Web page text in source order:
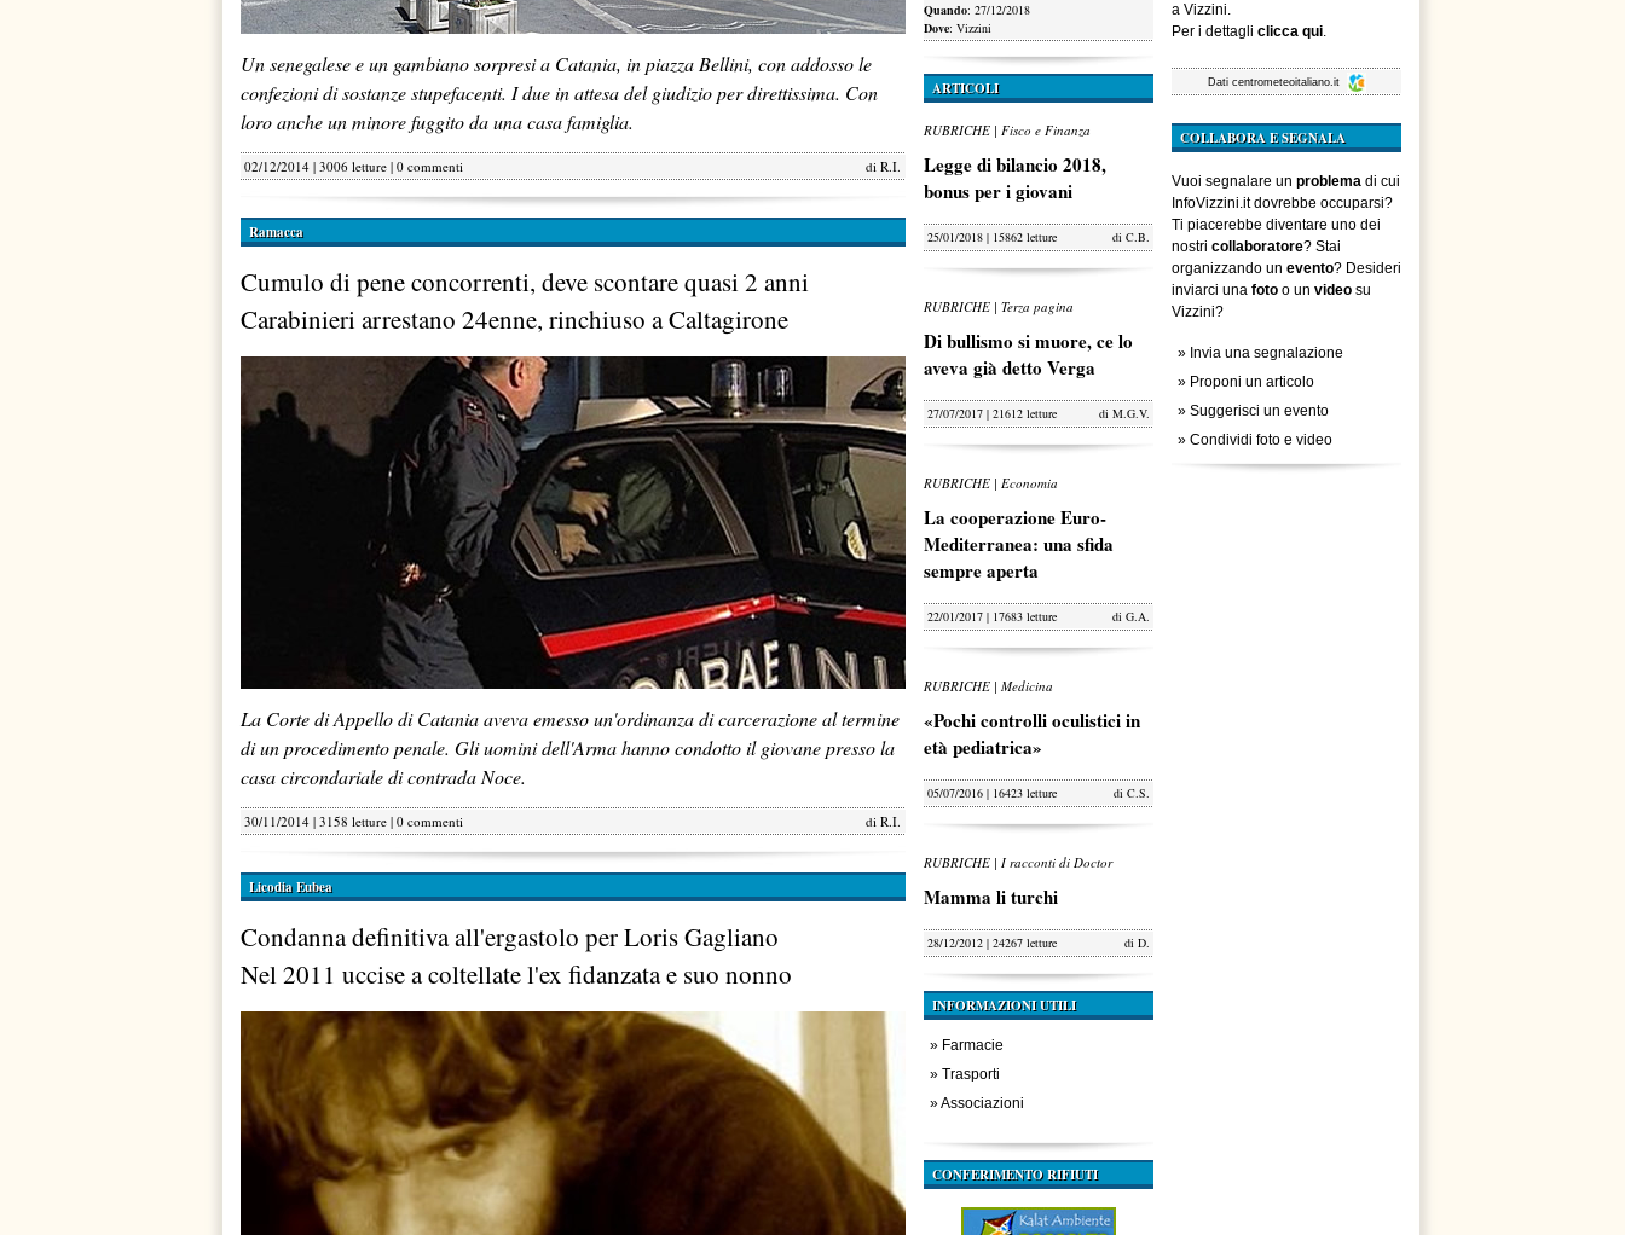
Un senegalese e un gambiano sorpresi a Catania, in piazza Bellini, con addosso le
confezioni di sostanze stupefacenti. I due in attesa del giudizio per direttissima. Con
loro anche un minore fuggito da una casa famiglia.
02/12/2014 | 3006 letture | 0 commenti di R.I.
Ramacca
Cumulo di pene concorrenti, deve scontare quasi 2 anni
Carabinieri arrestano 24enne, rinchiuso a Caltagirone
La Corte di Appello di Catania aveva emesso un'ordinanza di carcerazione al termine
di un procedimento penale. Gli uomini dell'Arma hanno condotto il giovane presso la
casa circondariale di contrada Noce.
30/11/2014 | 3158 letture | 0 commenti di R.I.
Licodia Eubea
Condanna definitiva all'ergastolo per Loris Gagliano
Nel 2011 uccise a coltellate l'ex fidanzata e suo nonno
Quando: 27/12/2018
Dove: Vizzini
ARTICOLI
RUBRICHE | Fisco e Finanza
Legge di bilancio 2018,
bonus per i giovani
25/01/2018 | 15862 letture di C.B.
RUBRICHE | Terza pagina
Di bullismo si muore, ce lo
aveva già detto Verga
27/07/2017 | 21612 letture di M.G.V.
RUBRICHE | Economia
La cooperazione Euro-
Mediterranea: una sfida
sempre aperta
22/01/2017 | 17683 letture di G.A.
RUBRICHE | Medicina
«Pochi controlli oculistici in
età pediatrica»
05/07/2016 | 16423 letture di C.S.
RUBRICHE | I racconti di Doctor
Mamma li turchi
28/12/2012 | 24267 letture di D.
INFORMAZIONI UTILI
» Farmacie
» Trasporti
»Associazioni
CONFERIMENTO RIFIUTI
a Vizzini.
Per i dettagli clicca qui.
Dati centrometeoitaliano.it
COLLABORA E SEGNALA
Vuoi segnalare un problema di cui
InfoVizzini.it dovrebbe occuparsi?
Ti piacerebbe diventare uno dei
nostri collaboratore? Stai
organizzando un evento? Desideri
inviarci una foto o un video su
Vizzini?
» Invia una segnalazione
» Proponi un articolo
» Suggerisci un evento
» Condividi foto e video